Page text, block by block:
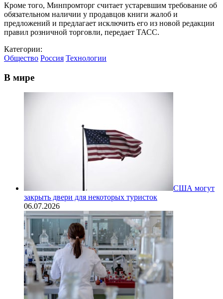
Кроме того, Минпромторг считает устаревшим требование об
обязательном наличии у продавцов книги жалоб и
предложений и предлагает исключить его из новой редакции
правил розничной торговли, передает ТАСС.
Категории:
Общество Россия Технологии
В мире
США могут
закрыть двери для некоторых туристок
06.07.2026